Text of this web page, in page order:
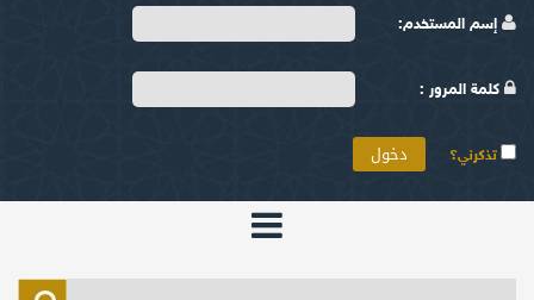
إسم المستخدم:
كلمة المرور :
تذكرني؟